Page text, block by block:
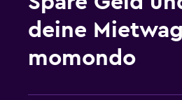
deine
momondo